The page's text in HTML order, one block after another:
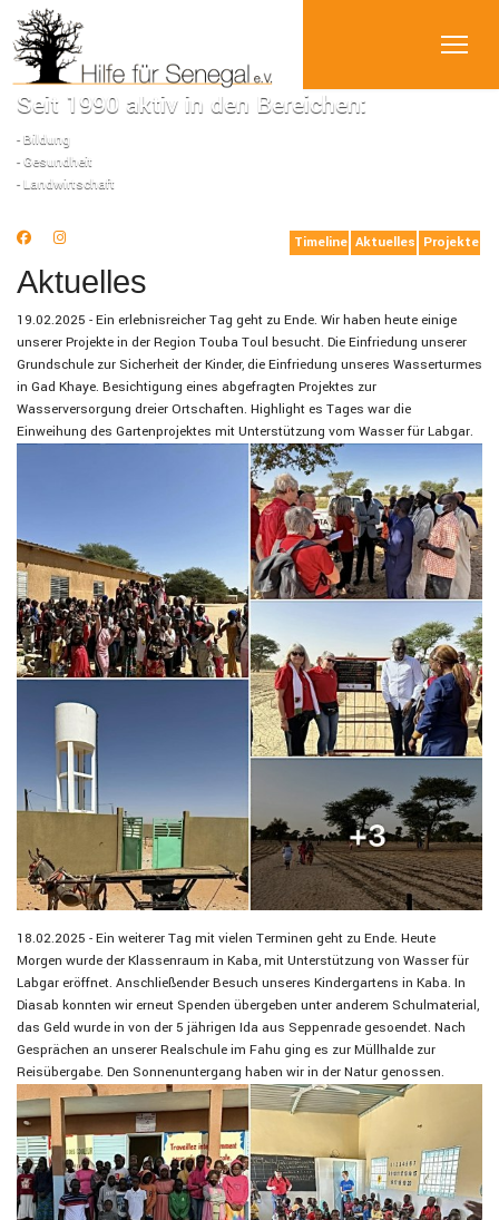
Seit 1990 aktiv in den Bereichen:
- Bildung
- Gesundheit
- Landwirtschaft
Timeline Aktuelles Projekte
Aktuelles
19.02.2025 - Ein erlebnisreicher Tag geht zu Ende. Wir haben heute einige
unserer Projekte in der Region Touba Toul besucht. Die Einfriedung unserer
Grundschule zur Sicherheit der Kinder, die Einfriedung unseres Wasserturmes
in Gad Khaye. Besichtigung eines abgefragten Projektes zur
Wasserversorgung dreier Ortschaften. Highlight es Tages war die
Einweihung des Gartenprojektes mit Unterstützung vom Wasser für Labgar.
18.02.2025 - Ein weiterer Tag mit vielen Terminen geht zu Ende. Heute
Morgen wurde der Klassenraum in Kaba, mit Unterstützung von Wasser für
Labgar eröffnet. Anschließender Besuch unseres Kindergartens in Kaba. In
Diasab konnten wir erneut Spenden übergeben unter anderem Schulmaterial,
das Geld wurde in von der 5 jährigen Ida aus Seppenrade gesoendet. Nach
Gesprächen an unserer Realschule im Fahu ging es zur Müllhalde zur
Reisübergabe. Den Sonnenuntergang haben wir in der Natur genossen.